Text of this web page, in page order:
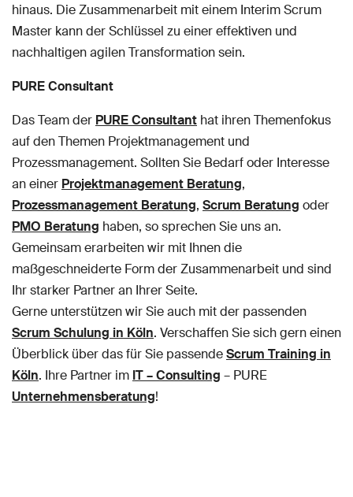
hinaus. Die Zusammenarbeit mit einem Interim Scrum
Master kann der Schlüssel zu einer effektiven und
nachhaltigen agilen Transformation sein.
PURE Consultant
Das Team der PURE Consultant hat ihren Themenfokus
auf den Themen Projektmanagement und
Prozessmanagement. Sollten Sie Bedarf oder Interesse
an einer Projektmanagement Beratung,
Prozessmanagement Beratung, Scrum Beratung oder
PMO Beratung haben, so sprechen Sie uns an.
Gemeinsam erarbeiten wir mit Ihnen die
maßgeschneiderte Form der Zusammenarbeit und sind
Ihr starker Partner an Ihrer Seite.
Gerne unterstützen wir Sie auch mit der passenden
Scrum Schulung in Köln. Verschaffen Sie sich gern einen
Überblick über das für Sie passendeScrum Training in
Köln. Ihre Partner im IT – Consulting – PURE
Unternehmensberatung!